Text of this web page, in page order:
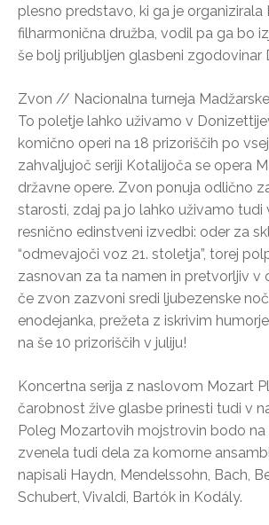
plesno predstavo, ki ga je
filharmonična družba, vodil pa ga bo
še bolj priljubljen glasbeni zgodovinar
Zvon // Nacionalna turneja
To poletje lahko uživamo v
komično operi na 18 prizoriščih po
zahvaljujoč seriji Kotalijoča se opera
državne opere. Zvon ponuja odlično
starosti, zdaj pa jo lahko uživamo tudi
resnično edinstveni izvedbi: oder za
“odmevajoči voz 21. stoletja”, torej
zasnovan za ta namen in pretvorljiv v
če zvon zazvoni sredi ljubezenske
enodejanka, prežeta z iskrivim
na še 10 prizoriščih v juliju!
Koncertna serija z naslovom Mozart
čarobnost žive glasbe prinesti tudi v
Poleg Mozartovih mojstrovin bodo na
zvenela tudi dela za komorne
napisali Haydn, Mendelssohn, Bach,
Schubert, Vivaldi, Bartók in Kodály.